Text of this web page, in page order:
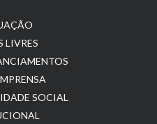
LIVRES
SOCIAL